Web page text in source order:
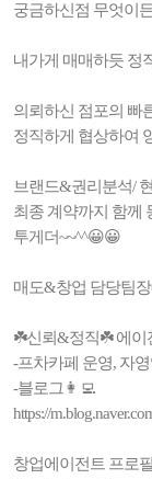
궁금하신점 무엇이
내가게 매매하듯 정
의뢰하신 점포의 빠
정직하게 협상하여
브랜드&권리분석/
최종 계약까지 함께
투게더~~^^😀😀
매도&창업 담당팀
☘️신뢰&정직☘️ 에이
-프차카페 운영, 자
-블로그👩‍💻
https://
창업에이전트 프로